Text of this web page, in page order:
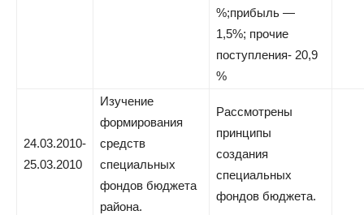
%;прибыль —
1,5%; прочие
поступления- 20,9
%
24.03.2010-
25.03.2010
Изучение
формирования
средств
специальных
фондов бюджета
района.
Рассмотрены
принципы
создания
специальных
фондов бюджета.